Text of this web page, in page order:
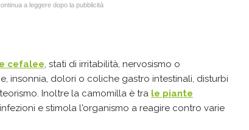
a leggere dopo la pubblicità
cefalee, stati di irritabilità, nervosismo o
insonnia, dolori o coliche gastro intestinali, disturbi
Inoltre la camomilla è tra le piante
e stimola l'organismo a reagire contro varie